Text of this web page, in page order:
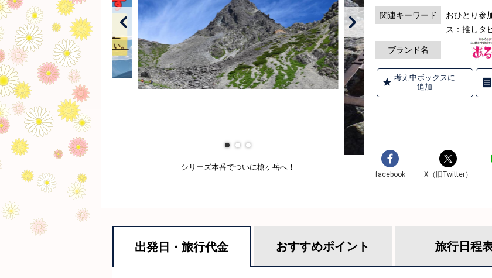
シリーズ本番でついに槍ヶ岳へ！
関連キーワード
おひとり参
ス：推しタ
ブランド名
考え中ボックスに
追加
facebook X（旧Twitter）
出発日・ 旅行代金 おすすめポイント 旅行日程